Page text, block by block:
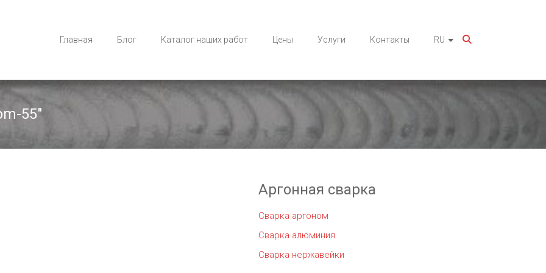
Главная Блог Каталог наших работ Цены Услуги Контакты RU
55"
Аргонная сварка
Сварка аргоном
Сварка алюминия
Сварка нержавейки